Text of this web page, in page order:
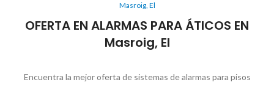
Masroig, El
OFERTA EN ALARMAS PARA ÁTICOS EN
Masroig, El
Encuentra la mejor oferta de sistemas de alarmas para pisos